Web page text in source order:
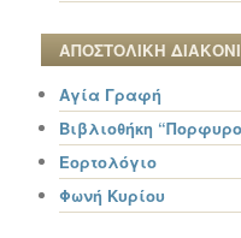
ΑΠΟΣΤΟΛΙΚΗ
Αγία Γραφή
Βιβλιοθήκη
Εορτολόγιο
Φωνή Κυρίου